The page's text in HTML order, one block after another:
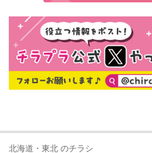
北海道・東北 のチラシ